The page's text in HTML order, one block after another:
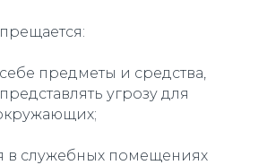
предметы и средства,
угрозу для
в служебных помещениях